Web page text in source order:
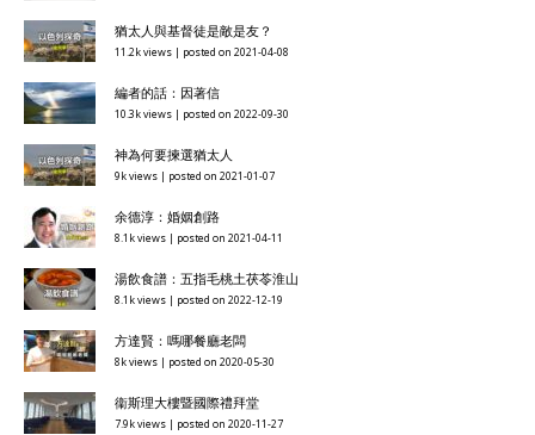
猶太人與基督徒是敵是友？
11.2k views | posted on 2021-04-08
編者的話：因著信
10.3k views | posted on 2022-09-30
神為何要揀選猶太人
9k views | posted on 2021-01-07
余德淳：婚姻創路
8.1k views | posted on 2021-04-11
湯飲食譜：五指毛桃土茯苓淮山
8.1k views | posted on 2022-12-19
方達賢：嗎哪餐廳老闆
8k views | posted on 2020-05-30
衞斯理大樓暨國際禮拜堂
7.9k views | posted on 2020-11-27